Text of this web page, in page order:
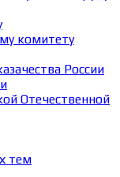
комитету
России
Отечественной
тем